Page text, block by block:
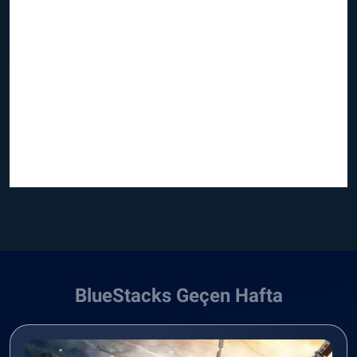
BlueStacks Geçen Hafta